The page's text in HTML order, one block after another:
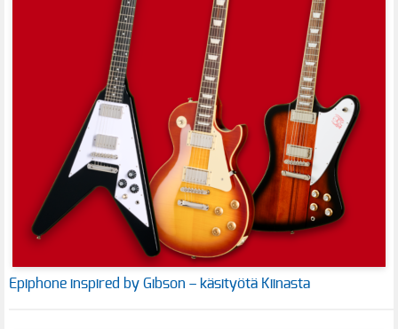
Epiphone inspired by Gibson – käsityötä Kiinasta